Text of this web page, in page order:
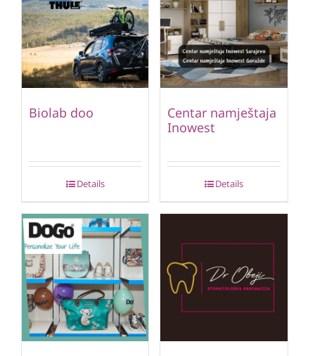
Biolab doo
Details
Centar namještaja
Inowest
Details